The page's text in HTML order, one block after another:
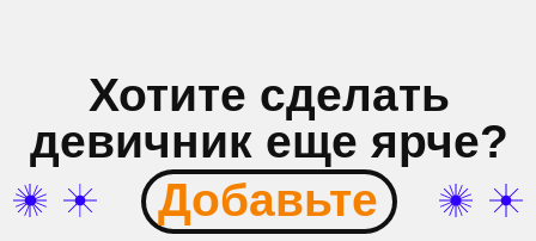
и подругами!
Забронировать